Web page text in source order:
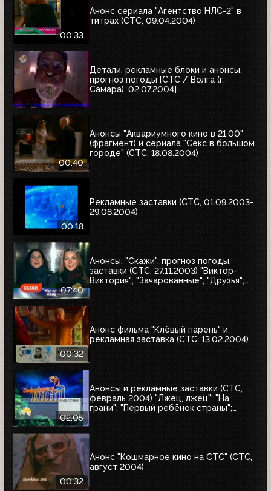
00:33
Анонс сериала "Агентство НЛС-2" в
титрах (СТС, 09.04.2004)
Детали, рекламные блоки и анонсы,
прогноз погоды [СТС / Волга (г.
Самара), 02.07.2004]
00:40
Анонсы "Аквариумного кино в 21:00"
(фрагмент) и сериала "Секс в большом
городе" (СТС, 18.08.2004)
00:18
Рекламные заставки (СТС, 01.09.2003-
29.08.2004)
07:40
Анонсы, "Скажи", прогноз погоды,
заставки (СТС, 27.11.2003) "Виктор-
Виктория"; "Зачарованные"; "Друзья";
00:32
Анонс фильма "Клёвый парень" и
рекламная заставка (СТС, 13.02.2004)
02:05
Анонсы и рекламные заставки (СТС,
февраль 2004) "Лжец, лжец"; "На
грани"; "Первый ребёнок страны";
00:32
Анонс "Кошмарное кино на СТС" (СТС,
август 2004)